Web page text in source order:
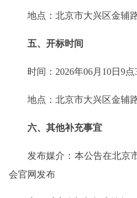
地点：北京市大兴区金辅路
五、开标时间
时间：2026年06月10日9点
地点：北京市大兴区金辅路
六、其他补充事宜
发布媒介：本公告在北京市
会官网发布